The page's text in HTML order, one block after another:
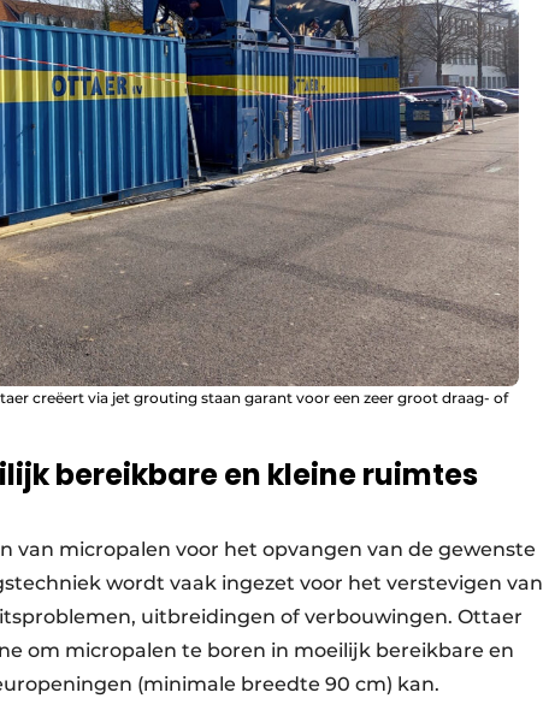
creëert via jet grouting staan garant voor een zeer groot draag- of
bereikbare en kleine ruimtes
van micropalen voor het opvangen van de gewenste
wordt vaak ingezet voor het verstevigen van
uitbreidingen of verbouwingen. Ottaer
om micropalen te boren in moeilijk bereikbare en
(minimale breedte 90 cm) kan.